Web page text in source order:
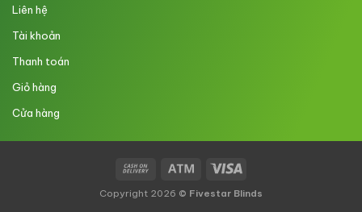
Liên hệ
Tài khoản
Thanh toán
Giỏ hàng
Cửa hàng
Copyright 2026 © Fivestar Blinds